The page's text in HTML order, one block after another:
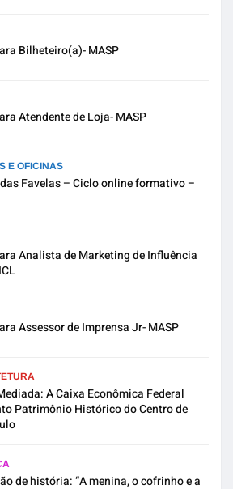
Bilheteiro(a)- MASP
Atendente de Loja- MASP
E OFICINAS
Favelas – Ciclo online formativo –
Analista de Marketing de Influência
Assessor de Imprensa Jr- MASP
A Caixa Econômica Federal
Patrimônio Histórico do Centro de
de história: “A menina, o cofrinho e a